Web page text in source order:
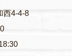
西4-4-8